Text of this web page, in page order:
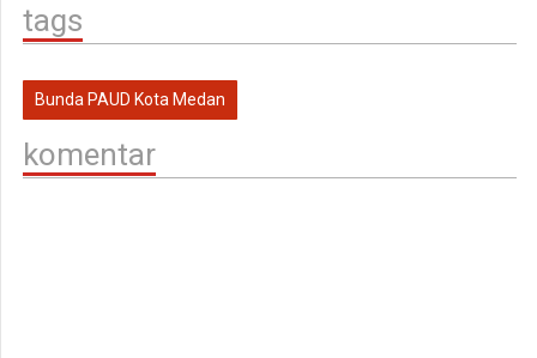
tags
Bunda PAUD Kota Medan
komentar